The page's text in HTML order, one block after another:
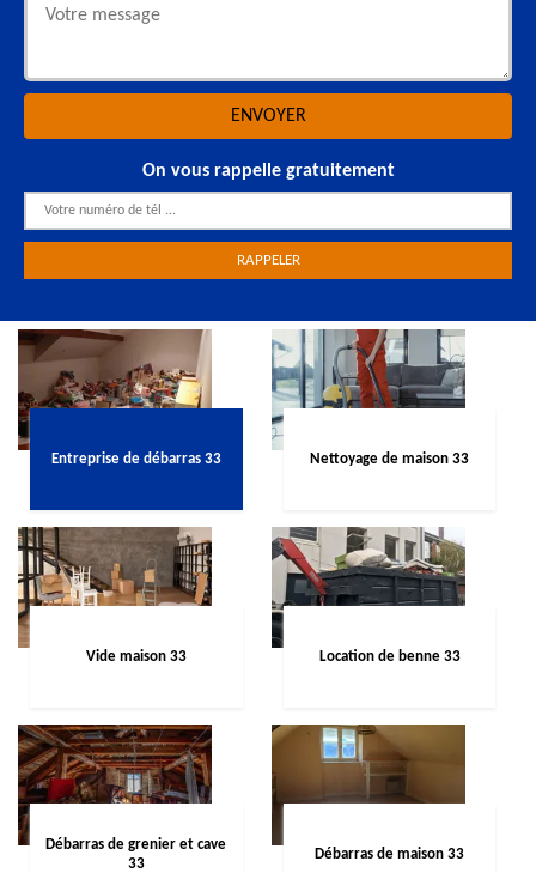
On vous rappelle gratuitement
Entreprise de débarras 33 Nettoyage de maison 33
Vide maison 33 Location de benne 33
Débarras de grenier et cave
33
Débarras de maison 33